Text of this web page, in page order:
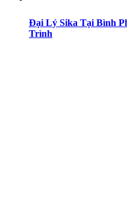
Đại Lý Sika Tại Bình
Trình